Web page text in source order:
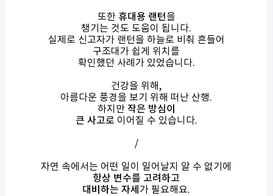
또한 휴대용 랜턴을
챙기는 것도 도움이 됩니다.
실제로 신고자가 랜턴을 하늘로 비춰 흔들어
구조대가 쉽게 위치를
확인했던 사례가 있었습니다.
건강을 위해,
아름다운 풍경을 보기 위해 떠난 산행.
하지만 작은 방심이
큰 사고로 이어질 수 있습니다.
/
자연 속에서는 어떤 일이 일어날지 알 수 없기에
항상 변수를 고려하고
대비하는 자세 가 필요해요.